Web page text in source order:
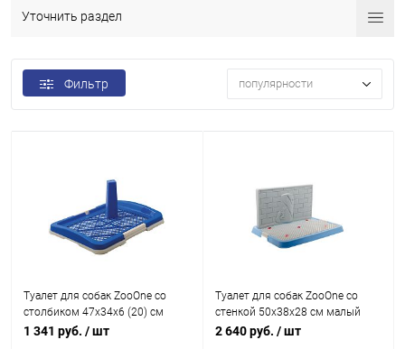
Уточнить раздел
Фильтр популярности
Туалет для собак ZooOne со
столбиком 47х34х6 (20) см
малый (синий)
1 341 руб. / шт
Туалет для собак ZooOne со
стенкой 50х38х28 см малый
(СИНИЙ)
2 640 руб. / шт